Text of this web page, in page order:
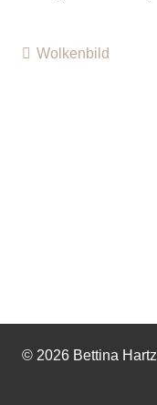
Wolkenbild
© 2026 Bettina Hartz